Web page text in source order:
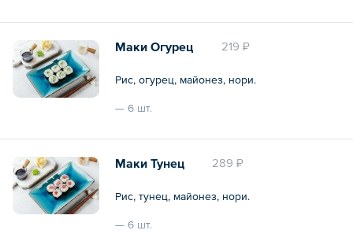
Общий вес – 150 г
219 ₽
Маки Огурец
Рис, огурец, майонез, нори.
— 6 шт.
Общий вес – 150 г
289 ₽
Маки Тунец
Рис, тунец, майонез, нори.
— 6 шт.